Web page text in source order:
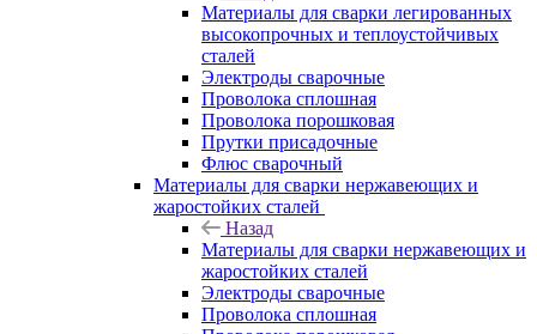
Материалы для сварки легированных
высокопрочных и теплоустойчивых
сталей
Электроды сварочные
Проволока сплошная
Проволока порошковая
Прутки присадочные
Флюс сварочный
Материалы для сварки нержавеющих и
жаростойких сталей
Назад
Материалы для сварки нержавеющих и
жаростойких сталей
Электроды сварочные
Проволока сплошная